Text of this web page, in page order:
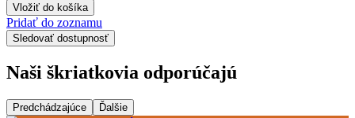
Vložiť do košíka
Pridať do zoznamu
Sledovať dostupnosť
Naši škriatkovia odporúčajú
Predchádzajúce Ďalšie